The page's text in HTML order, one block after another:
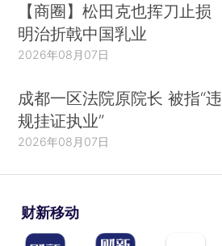
【商圈】松田克也挥刀止损
明治折戟中国乳业
2026年08月07日
成都一区法院原院长 被指“违
规挂证执业”
2026年08月07日
财新移动